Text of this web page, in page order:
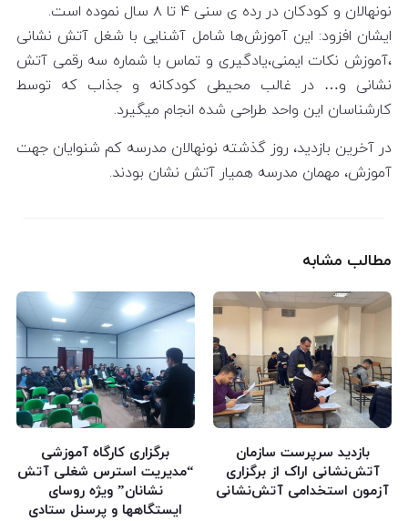
نونهالان و کودکان در رده ی سنی ۴ تا ۸ سال نموده است.
ایشان افزود: این آموزش‌ها شامل آشنایی با شغل آتش نشانی
،آموزش نکات ایمنی،یادگیری و تماس با شماره سه رقمی آتش
نشانی و… در غالب محیطی کودکانه و جذاب که توسط
کارشناسان این واحد طراحی شده انجام میگیرد.
در آخرین بازدید، روز گذشته نونهالان مدرسه کم شنوایان جهت
آموزش، مهمان مدرسه همیار آتش نشان بودند.
مطالب مشابه
بازدید سرپرست سازمان
آتش‌نشانی اراک از برگزاری
آزمون استخدامی آتش‌نشانی
برگزاری کارگاه آموزشی
“مدیریت استرس شغلی آتش
نشانان” ویژه روسای
ایستگاهها و پرسنل ستادی